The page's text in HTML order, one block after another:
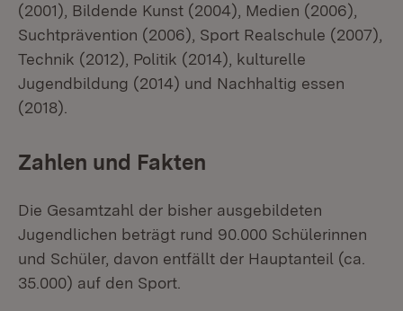
(2001), Bildende Kunst (2004), Medien (2006),
Suchtprävention (2006), Sport Realschule (2007),
Technik (2012), Politik (2014), kulturelle
Jugendbildung (2014) und Nachhaltig essen
(2018).
Zahlen und Fakten
Die Gesamtzahl der bisher ausgebildeten
Jugendlichen beträgt rund 90.000 Schülerinnen
und Schüler, davon entfällt der Hauptanteil (ca.
35.000) auf den Sport.